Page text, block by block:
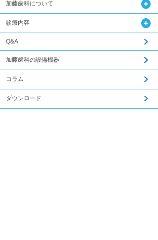
加藤歯科について
診療内容
Q&A
加藤歯科の設備機器
コラム
ダウンロード